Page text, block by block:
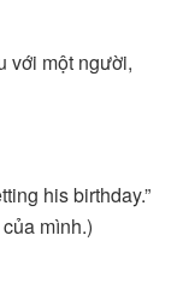
với một người,
his birthday.”
mình.)